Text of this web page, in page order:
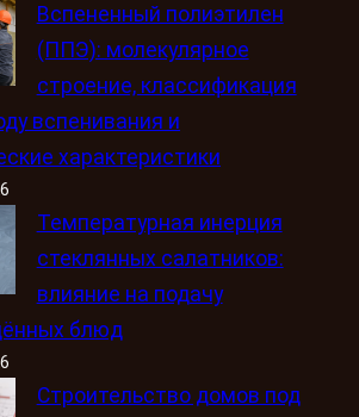
Вспененный полиэтилен
(ППЭ): молекулярное
строение, классификация
вспенивания и
характеристики
Температурная инерция
стеклянных салатников:
влияние на подачу
блюд
Строительство домов под